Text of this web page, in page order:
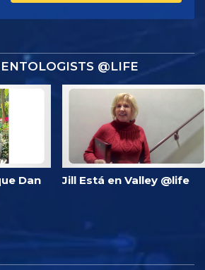
@LIFE
Dan
Jill Está en Valley @life